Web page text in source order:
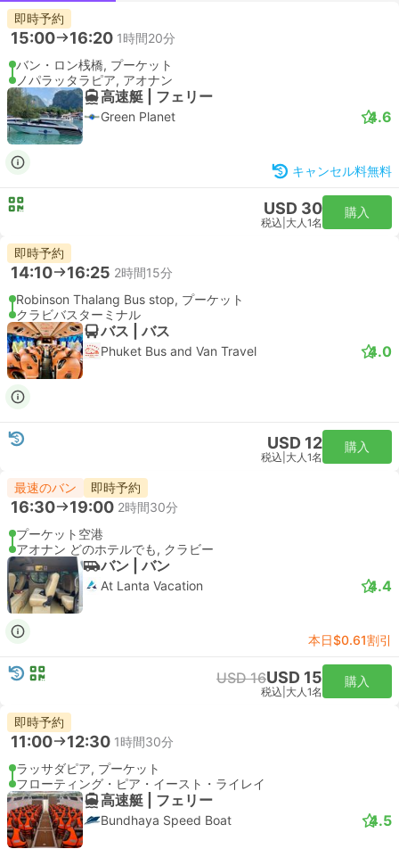
即時予約
15:00 16:20 1時間20分
バン・ロン桟橋, プーケット
ノパラッタラピア, アオナン
高速艇 | フェリー
Green Planet 4.6
キャンセル料無料
USD 30
税込 大人1名
購入
即時予約
14:10 16:25 2時間15分
Robinson Thalang Bus stop, プーケット
クラビバスターミナル
バス | バス
Phuket Bus and Van Travel 4.0
USD 12
税込 大人1名
購入
最速のバン 即時予約
16:30 19:00 2時間30分
プーケット空港
アオナン どのホテルでも, クラビー
バン | バン
At Lanta Vacation 4.4
本日$0.61割引
USD 16USD 15
税込 大人1名
購入
即時予約
11:00 12:30 1時間30分
ラッサダピア, プーケット
フローティング・ピア・イースト・ライレイ
高速艇 | フェリー
Bundhaya Speed Boat 4.5